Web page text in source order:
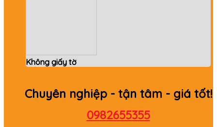
Không giấy tờ
Chuyên nghiệp - tận tâm - giá tốt!
0982655355